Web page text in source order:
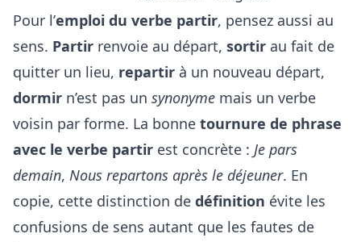
Pour l’emploi du verbe partir, pensez aussi au
sens. Partir renvoie au départ, sortir au fait de
quitter un lieu, repartir à un nouveau départ,
dormir n’est pas un synonyme mais un verbe
voisin par forme. La bonne tournure de phrase
avec le verbe partir est concrète : Je pars
demain, Nous repartons après le déjeuner. En
copie, cette distinction de définition évite les
confusions de sens autant que les fautes de